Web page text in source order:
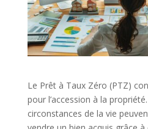
Le Prêt à Taux Zéro (PTZ)
pour l’accession à la
circonstances de la vie